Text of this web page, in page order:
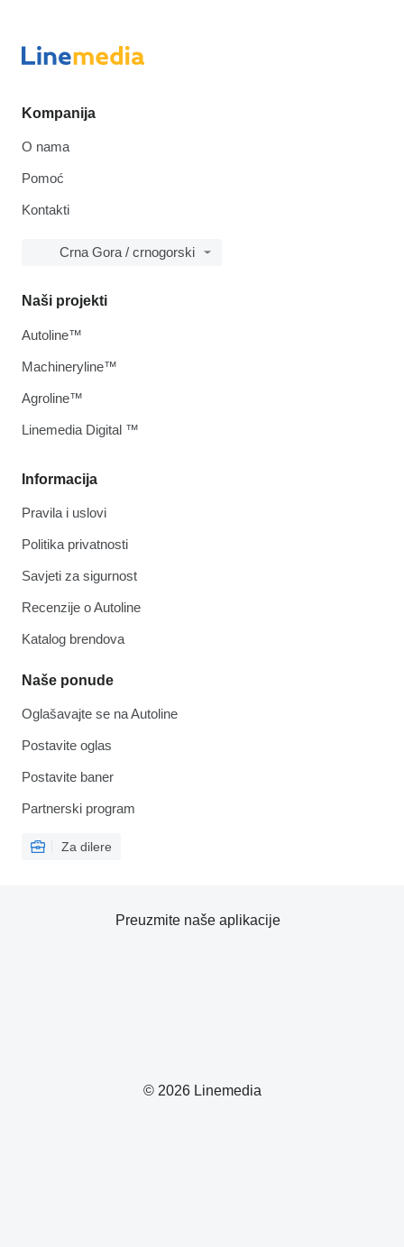
Kompanija
O nama
Pomoć
Kontakti
Crna Gora / crnogorski
Informacija
Pravila i uslovi
Politika privatnosti
Savjeti za sigurnost
Recenzije o Autoline
Katalog brendova
Naše ponude
Oglašavajte se na Autoline
Postavite oglas
Postavite baner
Partnerski program
Za dilere
Naši projekti
Autoline™
Machineryline™
Agroline™
Linemedia Digital ™
© 2026 Linemedia
Preuzmite naše aplikacije